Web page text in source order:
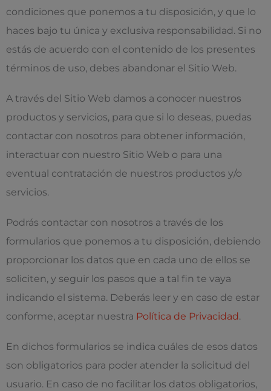
condiciones que ponemos a tu disposición, y que lo
haces bajo tu única y exclusiva responsabilidad. Si no
estás de acuerdo con el contenido de los presentes
términos de uso, debes abandonar el Sitio Web.
A través del Sitio Web damos a conocer nuestros
productos y servicios, para que si lo deseas, puedas
contactar con nosotros para obtener información,
interactuar con nuestro Sitio Web o para una
eventual contratación de nuestros productos y/o
servicios.
Podrás contactar con nosotros a través de los
formularios que ponemos a tu disposición, debiendo
proporcionar los datos que en cada uno de ellos se
soliciten, y seguir los pasos que a tal fin te vaya
indicando el sistema. Deberás leer y en caso de estar
conforme, aceptar nuestra Política de Privacidad.
En dichos formularios se indica cuáles de esos datos
son obligatorios para poder atender la solicitud del
usuario. En caso de no facilitar los datos obligatorios,